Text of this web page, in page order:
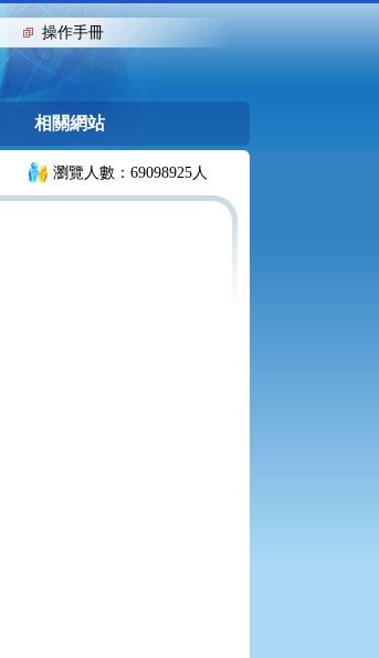
操作手冊
相關網站
瀏覽人數：69098925人